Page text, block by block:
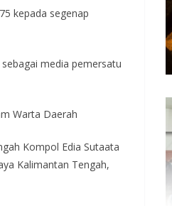
kepada segenap
media pemersatu
Warta Daerah
Kompol Edia Sutaata
Kalimantan Tengah,